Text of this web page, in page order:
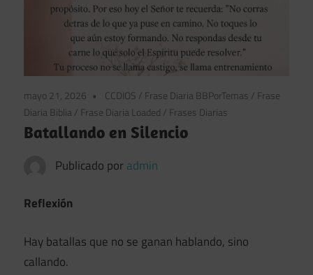
mayo 21, 2026 CCDIOS / Frase Diaria BBPorTemas / Frase
Diaria Biblia / Frase Diaria Loaded / Frases Diarias
Batallando en Silencio
Publicado por admin
Reflexión
Hay batallas que no se ganan hablando, sino
callando.